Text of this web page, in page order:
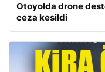
Otoyolda drone
ceza kesildi